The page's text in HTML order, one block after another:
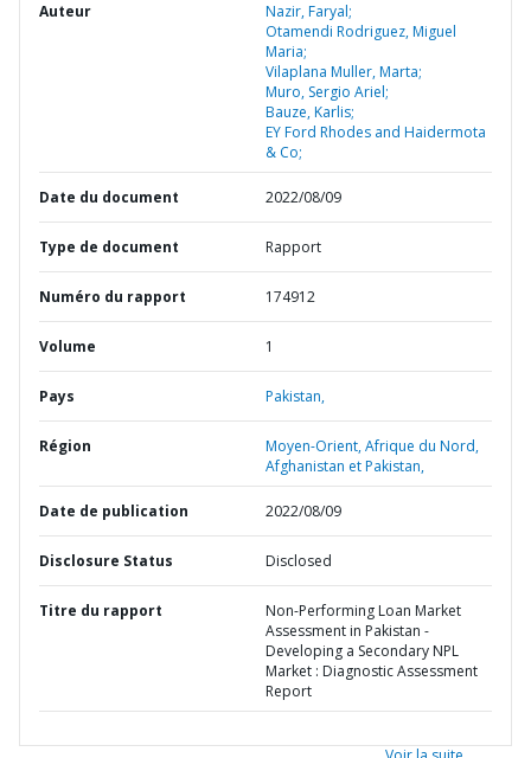
Auteur
Nazir, Faryal;
Otamendi Rodriguez, Miguel
Maria;
Vilaplana Muller, Marta;
Muro, Sergio Ariel;
Bauze, Karlis;
EY Ford Rhodes and Haidermota
& Co;
Date du document 2022/08/09
Type de document Rapport
Numéro du rapport 174912
Volume 1
Pays Pakistan,
Région
Moyen-Orient, Afrique du Nord,
Afghanistan et Pakistan,
Date de publication 2022/08/09
Disclosure Status Disclosed
Titre du rapport
Non-Performing Loan Market
Assessment in Pakistan -
Developing a Secondary NPL
Market : Diagnostic Assessment
Report